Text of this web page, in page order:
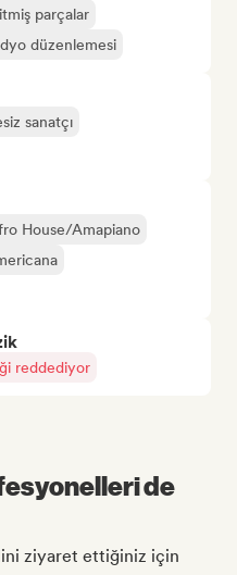
parçalar
düzenlemesi
sanatçı
House/Amapiano
reddediyor
de
ziyaret ettiğiniz için